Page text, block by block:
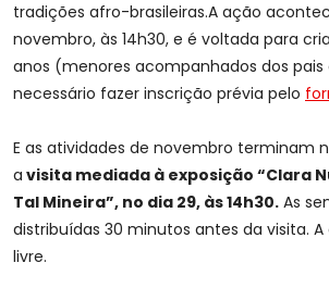
tradições afro-brasileiras.A ação
novembro, às 14h30, e é voltada para
anos (menores acompanhados dos pais
necessário fazer inscrição prévia pelo
E as atividades de novembro terminam
a visita mediada à exposição “Clara
Tal Mineira”, no dia 29, às 14h30. As
distribuídas 30 minutos antes da visita.
livre.